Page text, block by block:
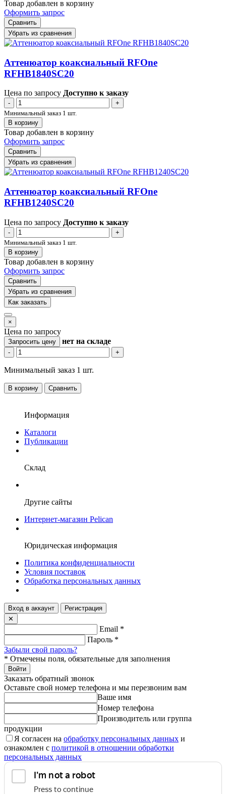
Товар добавлен в корзину
Оформить запрос
Сравнить
Убрать из сравнения
Аттенюатор коаксиальный RFOne
RFHB1840SC20
Цена по запросу Доступно к заказу
-
+
Минимальный заказ 1 шт.
В корзину
Товар добавлен в корзину
Оформить запрос
Сравнить
Убрать из сравнения
Аттенюатор коаксиальный RFOne
RFHB1240SC20
Цена по запросу Доступно к заказу
-
+
Минимальный заказ 1 шт.
В корзину
Товар добавлен в корзину
Оформить запрос
Сравнить
Убрать из сравнения
Как заказать
×
Цена по запросу
Запросить цену нет на складе
- +
Минимальный заказ 1 шт.
В корзину Сравнить
Информация
Каталоги
Публикации
Склад
Другие сайты
Интернет-магазин Pelican
Юридическая информация
Политика конфиденциальности
Условия поставок
Обработка персональных данных
Вход в аккаунт
Регистрация
✕
Email *
Пароль *
Забыли свой пароль?
* Отмечены поля, обязательные для заполнения
Войти
Заказать обратный звонок
Оставьте свой номер телефона и мы перезвоним вам
Ваше имя
Номер телефона
Производитель или группа
продукции
Я согласен на обработку персональных данных и
ознакомлен с политикой в отношении обработки
персональных данных